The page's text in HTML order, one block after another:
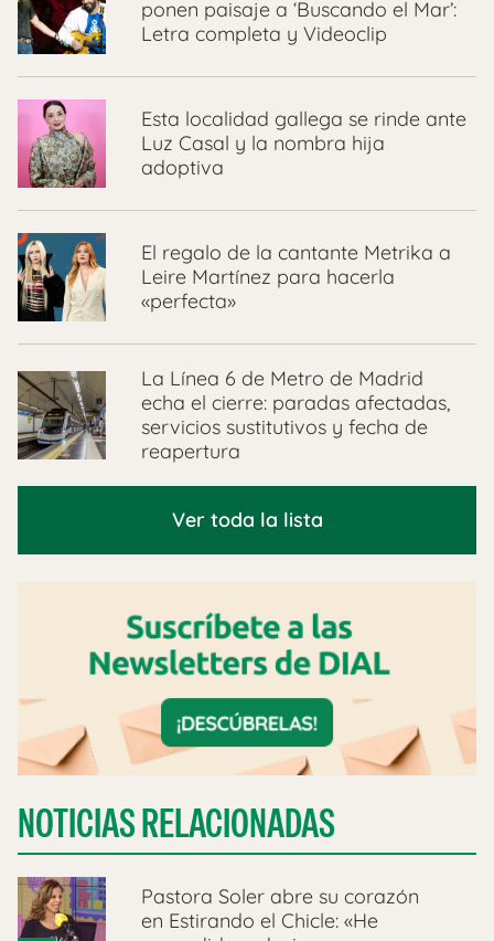
ponen paisaje a ‘Buscando el Mar’:
Letra completa y Videoclip
Esta localidad gallega se rinde ante
Luz Casal y la nombra hija
adoptiva
El regalo de la cantante Metrika a
Leire Martínez para hacerla
«perfecta»
La Línea 6 de Metro de Madrid
echa el cierre: paradas afectadas,
servicios sustitutivos y fecha de
reapertura
Ver toda la lista
NOTICIAS RELACIONADAS
Pastora Soler abre su corazón
en Estirando el Chicle: «He